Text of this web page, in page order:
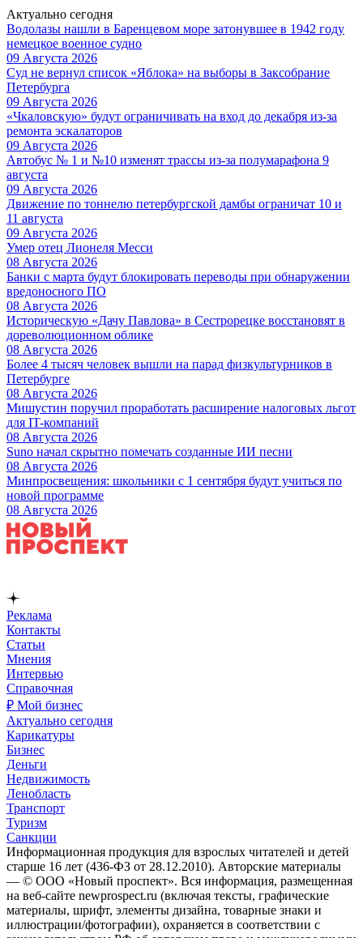
Актуально сегодня
Водолазы нашли в Баренцевом море затонувшее в 1942 году
немецкое военное судно
09 Августа 2026
Суд не вернул список «Яблока» на выборы в Заксобрание
Петербурга
09 Августа 2026
«Чкаловскую» будут ограничивать на вход до декабря из-за
ремонта эскалаторов
09 Августа 2026
Автобус № 1 и №10 изменят трассы из-за полумарафона 9
августа
09 Августа 2026
Движение по тоннелю петербургской дамбы ограничат 10 и
11 августа
09 Августа 2026
Умер отец Лионеля Месси
08 Августа 2026
Банки с марта будут блокировать переводы при обнаружении
вредоносного ПО
08 Августа 2026
Историческую «Дачу Павлова» в Сестрорецке восстановят в
дореволюционном облике
08 Августа 2026
Более 4 тысяч человек вышли на парад физкультурников в
Петербурге
08 Августа 2026
Мишустин поручил проработать расширение налоговых льгот
для IT-компаний
08 Августа 2026
Suno начал скрытно помечать созданные ИИ песни
08 Августа 2026
Минпросвещения: школьники с 1 сентября будут учиться по
новой программе
08 Августа 2026
Реклама
Контакты
Статьи
Мнения
Интервью
Справочная
₽ Мой бизнес
Актуально сегодня
Карикатуры
Бизнес
Деньги
Недвижимость
Ленобласть
Транспорт
Туризм
Санкции
Информационная продукция для взрослых читателей и детей
старше 16 лет (436-ФЗ от 28.12.2010). Авторские материалы
— © ООО «Новый проспект». Вся информация, размещенная
на веб-сайте newprospect.ru (включая тексты, графические
материалы, шрифт, элементы дизайна, товарные знаки и
иллюстрации/фотографии), охраняется в соответствии с